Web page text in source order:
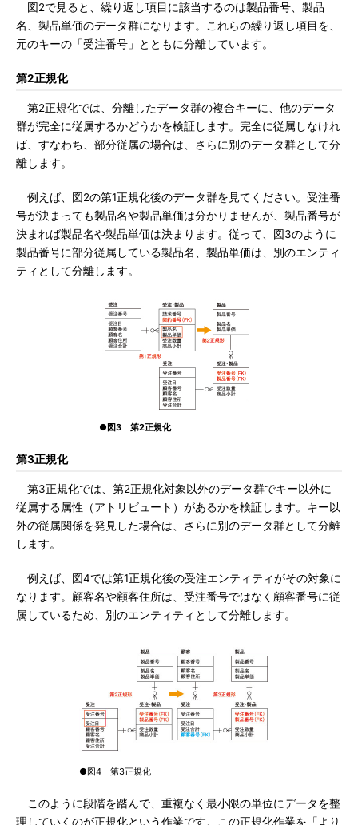
図2で見ると、繰り返し項目に該当するのは製品番号、製品
名、製品単価のデータ群になります。これらの繰り返し項目を、
元のキーの「受注番号」とともに分離しています。
第2正規化
第2正規化では、分離したデータ群の複合キーに、他のデータ
群が完全に従属するかどうかを検証します。完全に従属しなけれ
ば、すなわち、部分従属の場合は、さらに別のデータ群として分
離します。
例えば、図2の第1正規化後のデータ群を見てください。受注番
号が決まっても製品名や製品単価は分かりませんが、製品番号が
決まれば製品名や製品単価は決まります。従って、図3のように
製品番号に部分従属している製品名、製品単価は、別のエンティ
ティとして分離します。
●図3 第2正規化
第3正規化
第3正規化では、第2正規化対象以外のデータ群でキー以外に
従属する属性（アトリビュート）があるかを検証します。キー以
外の従属関係を発見した場合は、さらに別のデータ群として分離
します。
例えば、図4では第1正規化後の受注エンティティがその対象に
なります。顧客名や顧客住所は、受注番号ではなく顧客番号に従
属しているため、別のエンティティとして分離します。
●図4 第3正規化
このように段階を踏んで、重複なく最小限の単位にデータを整
理していくのが正規化という作業です。この正規化作業を「より